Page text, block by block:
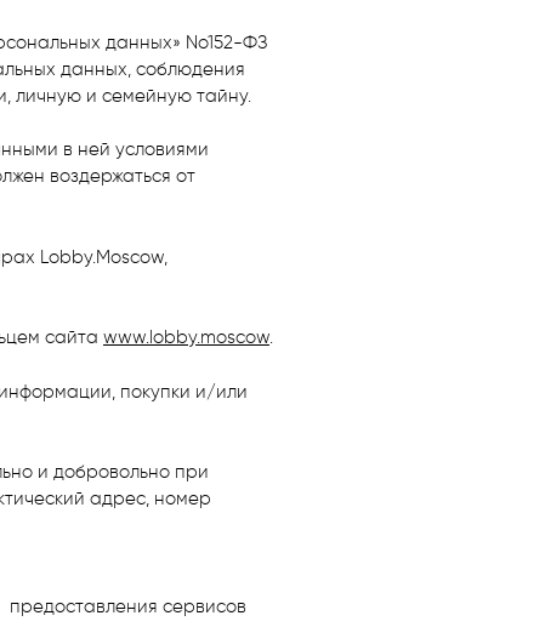
данных» No152-ФЗ
данных, соблюдения
личную и семейную тайну.
в ней условиями
воздержаться от
Lobby.Moscow,
сайта www.lobby.moscow.
покупки и/или
и добровольно при
адрес, номер
сервисов